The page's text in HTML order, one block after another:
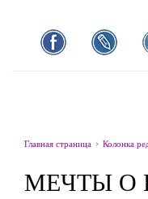
Главная страница Колонка
МЕЧТЫ О